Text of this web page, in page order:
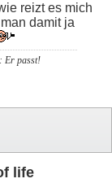
reizt es mich
damit ja
Er passt!
life